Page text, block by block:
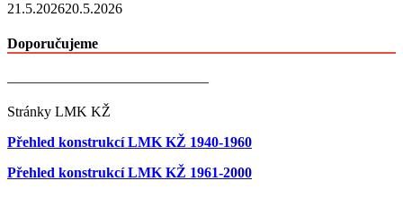
21.5.202620.5.2026
Doporučujeme
——————————————
Stránky LMK KŽ
Přehled konstrukcí LMK KŽ 1940-1960
Přehled konstrukcí LMK KŽ 1961-2000